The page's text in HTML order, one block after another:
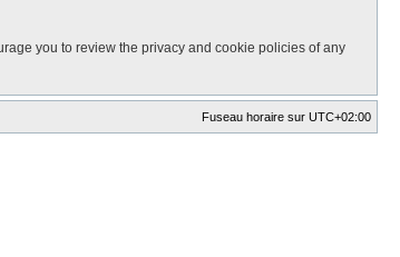
you to review the privacy and cookie policies of any
Fuseau horaire sur UTC+02:00